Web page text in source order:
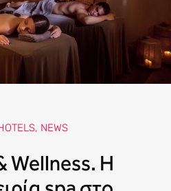
, NEWS
Wellness. Η